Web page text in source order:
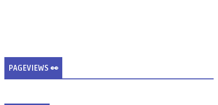
PAGEVIEWS 👀